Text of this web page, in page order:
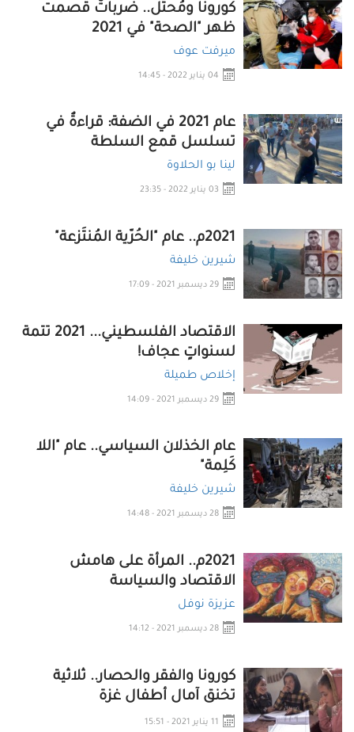
كورونا ومُحتَل.. ضرباتٌ قصمت
ظهر "الصحة" في 2021
ميرفت عوف
04 يناير 2022 - 14:45
عام 2021 في الضفة: قراءةٌ في
تسلسل قمع السلطة
لينا بو الحلاوة
03 يناير 2022 - 23:35
2021م.. عام "الحُرّية المُنتَزعة"
شيرين خليفة
29 ديسمبر 2021 - 17:09
الاقتصاد الفلسطيني... 2021 تتمة
لسنواتٍ عجاف!
إخلاص طميلة
29 ديسمبر 2021 - 14:09
عام الخذلان السياسي.. عام "اللا
كَلِمة"
شيرين خليفة
28 ديسمبر 2021 - 14:48
2021م.. المرأة على هامش
الاقتصاد والسياسة
عزيزة نوفل
28 ديسمبر 2021 - 14:12
كورونا والفقر والحصار.. ثلاثية
تخنق آمال أطفال غزة
11 يناير 2021 - 15:51